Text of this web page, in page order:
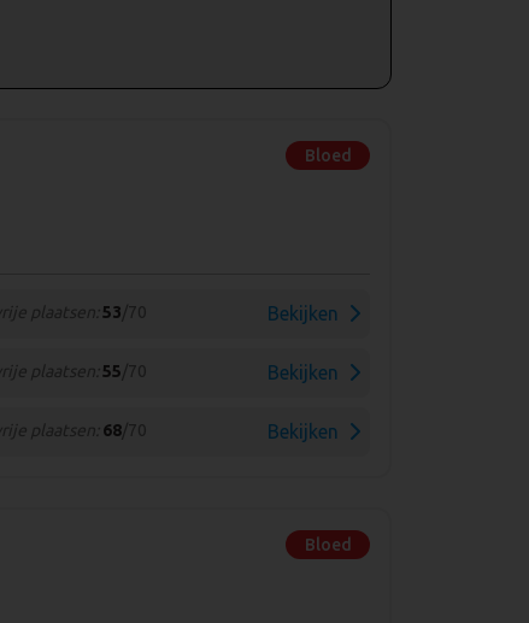
Bloed
vrije plaatsen: 53/70 Bekijken
vrije plaatsen: 55/70 Bekijken
vrije plaatsen: 68/70 Bekijken
Bloed